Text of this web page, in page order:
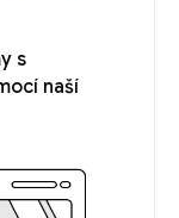
s
naší